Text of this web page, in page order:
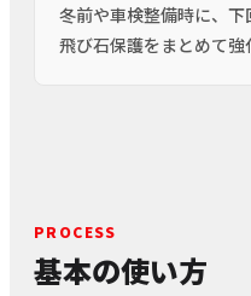
冬前や車検整備時に、下
飛び石保護をまとめて強
PROCESS
基本の使い方